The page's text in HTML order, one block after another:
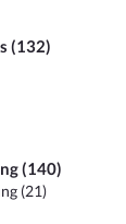
(132)
(140)
(21)